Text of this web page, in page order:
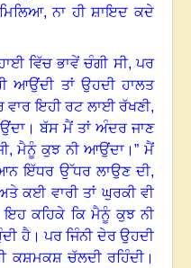
,ਨਾ ਹੀ ਸ਼ਾਇਦ ਕਦੇ
ਵਿੱਚ ਭਾਵੇਂ ਚੰਗੀ ਸੀ,ਪਰ
ਆਉਂਦੀ ਤਾਂ ਉਹਦੀ ਹਾਲਤ
ਵਾਰ ਇਹੀ ਰਟ ਲਾਈ ਰੱਖਣੀ,
ਬੱਸ ਮੈਂ ਤਾਂ ਅੰਦਰ ਜਾਣ
ਮੈਨੂੰ ਕੁਝ ਨੀ ਆਉਂਦਾ ।”ਮੈਂ
ਇੱਧਰ ਉੱਧਰ ਲਾਉਣ ਦੀ,
ਕਈ ਵਾਰੀ ਤਾਂ ਘੁਰਕੀ ਵੀ
ਇਹ ਕਹਿਕੇ ਕਿ ਮੈਨੂੰ ਕੁਝ ਨੀ
ਹੈ।ਪਰ ਜਿੰਨੀ ਦੇਰ ਉਹਦੀ
ਕਸ਼ਮਕਸ਼ ਚੱਲਦੀ ਰਹਿੰਦੀ।